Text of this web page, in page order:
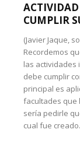
CUMPLIR
(Javier Jaque,
Recordemos
las actividades
debe cumplir
principal es
facultades que
sería pedirle
cual fue creado.